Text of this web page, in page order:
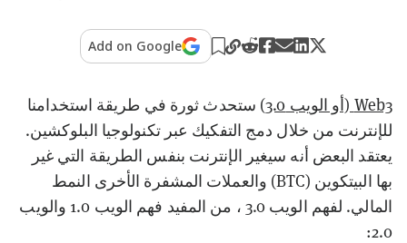
Add on Google
Web3 (أو الويب 3.0)
ستحدث ثورة في طريقة استخدامنا
للإنترنت من خلال دمج التفكيك عبر تكنولوجيا البلوكشين.
يعتقد البعض أنه سيغير الإنترنت بنفس الطريقة التي غير
بها البيتكوين (BTC) والعملات المشفرة الأخرى النمط
المالي. لفهم الويب 3.0 ، من المفيد فهم الويب 1.0 والويب
2.0: